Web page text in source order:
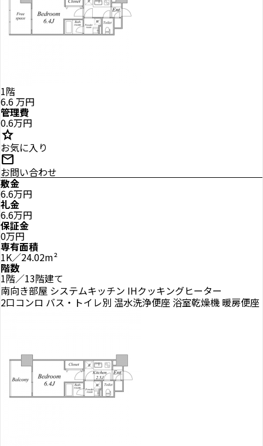
1階
6.6万円
管理費
0.6万円
star
お気に入り
mail
お問い合わせ
敷金
6.6万円
礼金
6.6万円
保証金
0万円
専有面積
1K／24.02m²
階数
1階／13階建て
南向き部屋 システムキッチン IHクッキングヒーター
2口コンロ バス・トイレ別 温水洗浄便座 浴室乾燥機 暖房便座